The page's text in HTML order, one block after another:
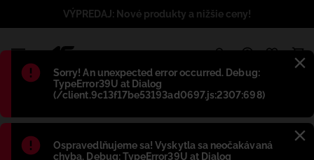
Błąd:
Sorry! An unexpected error occurred. Debug:
TypeError39U at Dialog
(/client.9c13f17be53193ad0697.js:2307:698)
Błąd:
Ospravedlňujeme sa! Vyskytla sa neočakávaná
chyba. Debug: TypeError39U at Dialog
VÝPREDAJ: Nové produkty a nižšie ceny!